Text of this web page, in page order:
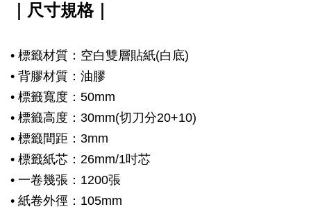
尺寸規格｜
• 標籤材質：空白雙層貼紙(白底)
• 背膠材質：油膠
• 標籤寬度：50mm
• 標籤高度：30mm(切刀分20+10)
• 標籤間距：3mm
• 標籤紙芯：26mm/1吋芯
• 一卷幾張：1200張
• 紙卷外徑：105mm